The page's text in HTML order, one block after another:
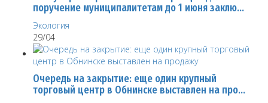
поручение муниципалитетам до 1 июня заклю…
Экология
29/04
Очередь на закрытие: еще один крупный
торговый центр в Обнинске выставлен на про…